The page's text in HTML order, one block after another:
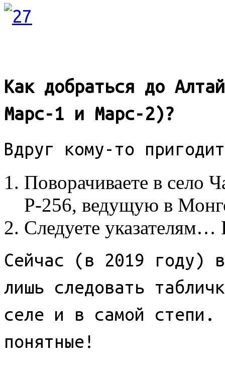
Как добраться до
Марс-1 и Марс-2)?
Вдруг кому-то
Поворачиваете в село
Р-256, ведущую в
Следуете указателям…
Сейчас (в 2019 году)
лишь следовать
селе и в самой степи.
понятные!